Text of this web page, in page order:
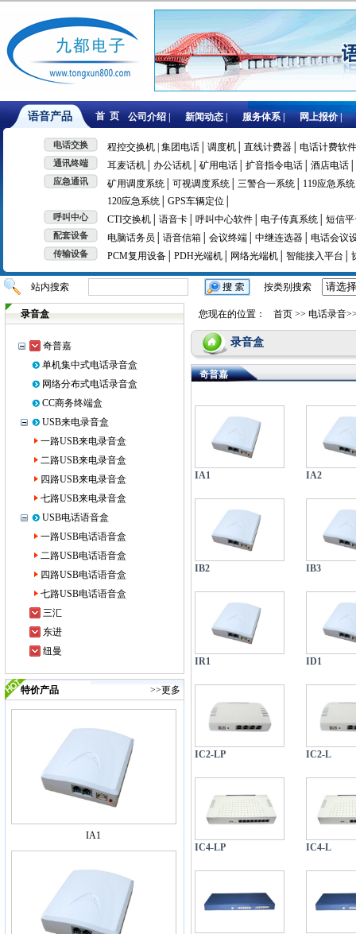
语音产品 首 页 公司介绍 | 新闻动态 | 服务体系 | 网上报价 |
电话交换 程控交换机 | 集团电话│ 调度机│ 直线计费器│ 电话计费软
通讯终端 耳麦话机│ 办公话机│ 矿用电话│ 扩音指令电话│ 酒店电话│
应急通讯 矿用调度系统│ 可视调度系统│ 三警合一系统│
119应急系
120应急系统│ GPS车辆定位│
呼叫中心 CTI交换机│ 语音卡│ 呼叫中心软件│ 电子传真系统│ 短信
配套设备 电脑话务员│ 语音信箱│ 会议终端│ 中继连选器│ 电话会议
传输设备 PCM复用设备│ PDH光端机│ 网络光端机│ 智能接入平台│
站内搜索 按类别搜索
录音盒
奇普嘉
单机集中式电话录音盒
网络分布式电话录音盒
CC商务终端盒
USB来电录音盒
一路USB来电录音盒
二路USB来电录音盒
四路USB来电录音盒
七路USB来电录音盒
USB电话语音盒
一路USB电话语音盒
二路USB电话语音盒
四路USB电话语音盒
七路USB电话语音盒
三汇
东进
纽曼
特价产品 >>更多
IA1
您现在的位置： 首页 >> 电话录音
录音盒
奇普嘉
IA1 IA2
IB2 IB3
IR1 ID1
IC2-LP IC2-L
IC4-LP IC4-L